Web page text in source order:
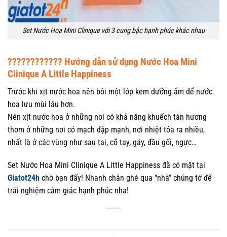
Set Nước Hoa Mini Clinique với 3 cung bậc hạnh phúc khác nhau
???????????? Hướng dẫn sử dụng Nước Hoa Mini
Clinique A Little Happiness
Trước khi xịt nước hoa nên bôi một lớp kem dưỡng ẩm để nước
hoa lưu mùi lâu hơn.
Nên xịt nước hoa ở những nơi có khả năng khuếch tán hương
thơm ở những nơi có mạch đập mạnh, nơi nhiệt tỏa ra nhiều,
nhất là ở các vùng như sau tai, cổ tay, gáy, đầu gối, ngực…
Set Nước Hoa Mini Clinique A Little Happiness đã có mặt tại
Giatot24h chờ bạn đấy! Nhanh chân ghé qua “nhà” chúng tớ để
trải nghiệm cảm giác hạnh phúc nha!